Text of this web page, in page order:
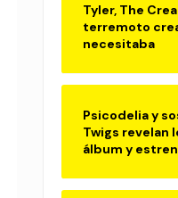
Tyler, The
terremoto
necesitaba
Psicodelia y
Twigs revelan
álbum y